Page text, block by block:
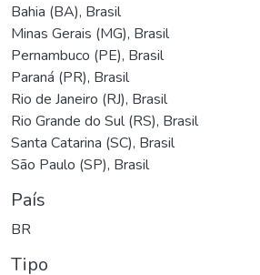
Bahia (BA), Brasil
Minas Gerais (MG), Brasil
Pernambuco (PE), Brasil
Paraná (PR), Brasil
Rio de Janeiro (RJ), Brasil
Rio Grande do Sul (RS), Brasil
Santa Catarina (SC), Brasil
São Paulo (SP), Brasil
País
BR
Tipo